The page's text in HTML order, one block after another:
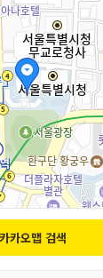
카카오맵 검색